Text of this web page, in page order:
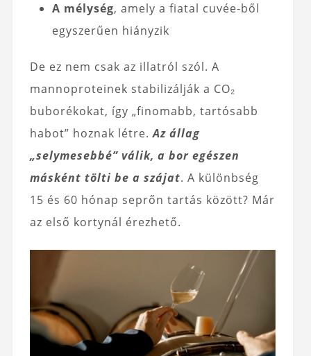
A mélység, amely a fiatal cuvée-ből
egyszerűen hiányzik
De ez nem csak az illatról szól. A
mannoproteinek stabilizálják a CO₂
buborékokat, így „finomabb, tartósabb
habot” hoznak létre.Az állag
„selymesebbé” válik, a bor egészen
másként tölti be a szájat. A különbség
15 és 60 hónap seprőn tartás között? Már
az első kortynál érezhető.